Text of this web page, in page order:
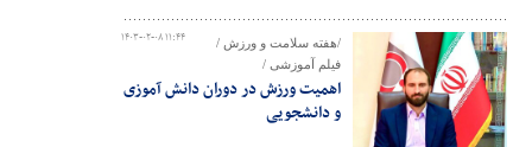
۱۴۰۳-۰۲-۰۸ ۱۱:۴۴
/هفته سلامت و ورزش /
فیلم آموزشی /
اهمیت ورزش در دوران دانش آموزی
و دانشجویی